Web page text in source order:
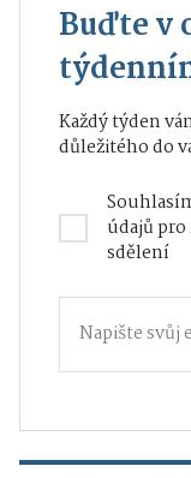
Buďte v
Každý týden
důležitého do
údajů
sdělení